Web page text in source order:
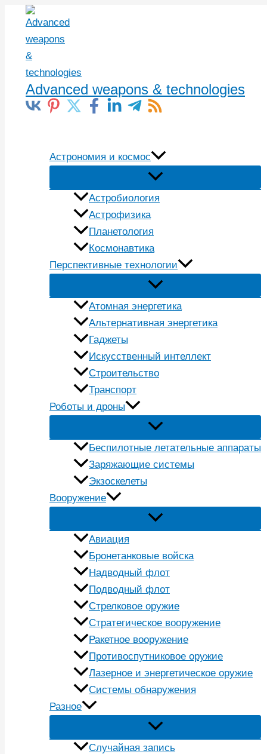
Перейти
содержимому
Advanced weapons & technologies
Астрономия и космос
Астробиология
Астрофизика
Планетология
Космонавтика
Перспективные технологии
Атомная энергетика
Альтернативная энергетика
Гаджеты
Искусственный интеллект
Строительство
Транспорт
Роботы и дроны
Беспилотные летательные аппараты
Заряжающие системы
Экзоскелеты
Вооружение
Авиация
Бронетанковые войска
Надводный флот
Подводный флот
Стрелковое оружие
Стратегическое вооружение
Ракетное вооружение
Противоспутниковое оружие
Лазерное и энергетическое оружие
Системы обнаружения
Разное
Случайная запись